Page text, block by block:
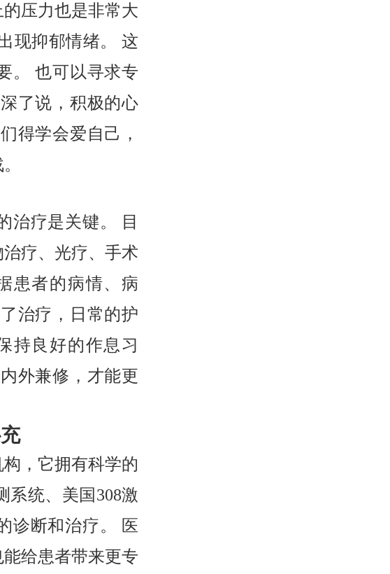
压力也是非常大
现抑郁情绪。 这
。 也可以寻求专
了说，积极的心
得学会爱自己，
治疗是关键。 目
疗、光疗、手术
患者的病情、病
治疗，日常的护
持良好的作息习
外兼修，才能更
，它拥有科学的
系统、美国308激
诊断和治疗。 医
给患者带来更专